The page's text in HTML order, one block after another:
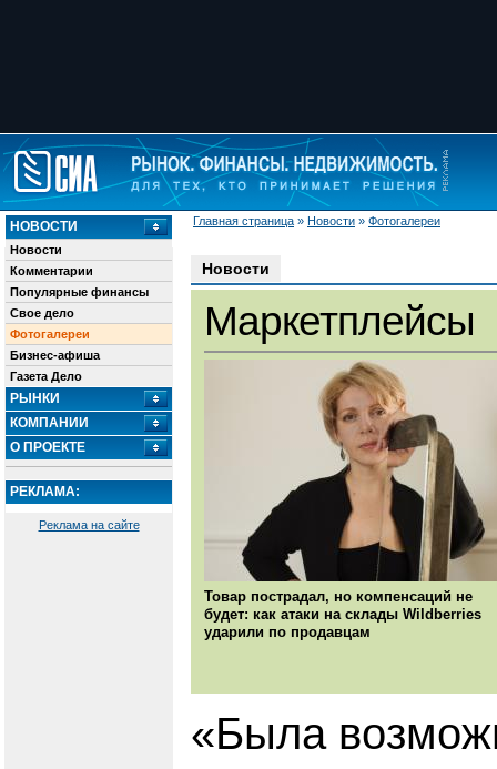
Главная страница » Новости » Фотогалереи
НОВОСТИ
Новости
Комментарии
Популярные финансы
Свое дело
Фотогалереи
Бизнес-афиша
Газета Дело
РЫНКИ
КОМПАНИИ
О ПРОЕКТЕ
РЕКЛАМА:
Реклама на сайте
Новости
Маркетплейсы
Товар пострадал, но компенсаций не
будет: как атаки на склады Wildberries
ударили по продавцам
«Была